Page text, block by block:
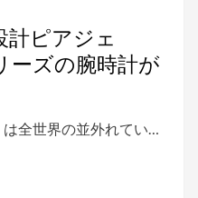
計ピアジェ
ズの腕時計が
全世界の並外れてい…